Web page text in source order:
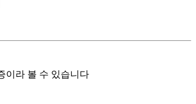
이라 볼 수 있습니다